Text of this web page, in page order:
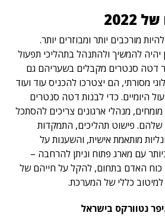
מורכבים יותר ומבוזרים יותר.
יהיה להמשיך ולהתנהל בתהליכי תפעול
דטה סנטרים מקבלים בשעריהם גם
מסורתי, הם יצטרכו להכניס עוד ועוד
היומיים. כדי לבנות דטה סנטרים
מנהלי ארגונים צריכים להסתכל
שלהם. פישוט תהליכים, התמקדות
מותאמת אישית, והשענות על
עם מארג פתוח וניתן להרחבה –
כוח האדם בתחום, להקל על חייהם של
למיטוב כללי של המערכת.
נטוורקס בישראל